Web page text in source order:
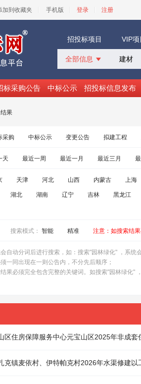
加到收藏夹 手机版 登录 注册
招投标项目 VIP
全部信息 
招标采购
中标公示
询价采购
标采购公告 中标公示 招投标信息发布
果
采购 中标公示 变更公告 拟建工程
天 最近一周 最近一月 最近三月
天津 河北 山西 内蒙古 上海
湖北 湖南 辽宁 吉林 黑龙江
搜索模式： 智能 精准 注意：如搜索结
自动分词后进行搜索，如：搜索"园林绿化" ，系统
一同出现在一则公告内，不分先后顺序；
果必须完全包含完整的关键词。如搜索"园林绿化"
克镇麦依村、伊特帕克村2026年水渠修建以